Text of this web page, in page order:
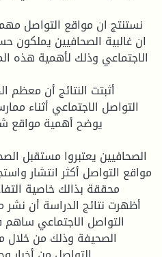
ان غالبية الصحافيين
الاجتماعي وذلك لأهمية هذه
التواصل الاجتماعي أثناء
يوضح أهمية مواقع
مواقع التواصل أكثر انتشار
محققة بذالك خاصية
التواصل الاجتماعي
الصحيفة وذلك من خلال